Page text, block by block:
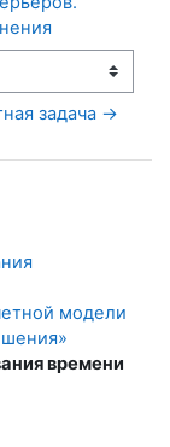
задача →
модели
времени